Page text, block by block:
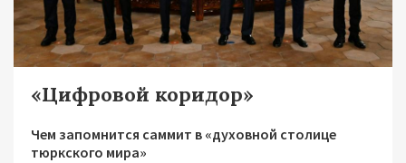
«Цифровой коридор»
Чем запомнится саммит в «духовной столице
тюркского мира»